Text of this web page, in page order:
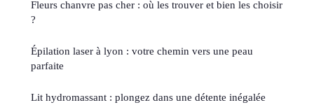
Fleurs chanvre pas cher : où les trouver et bien les choisir
?
Épilation laser à lyon : votre chemin vers une peau
parfaite
Lit hydromassant : plongez dans une détente inégalée